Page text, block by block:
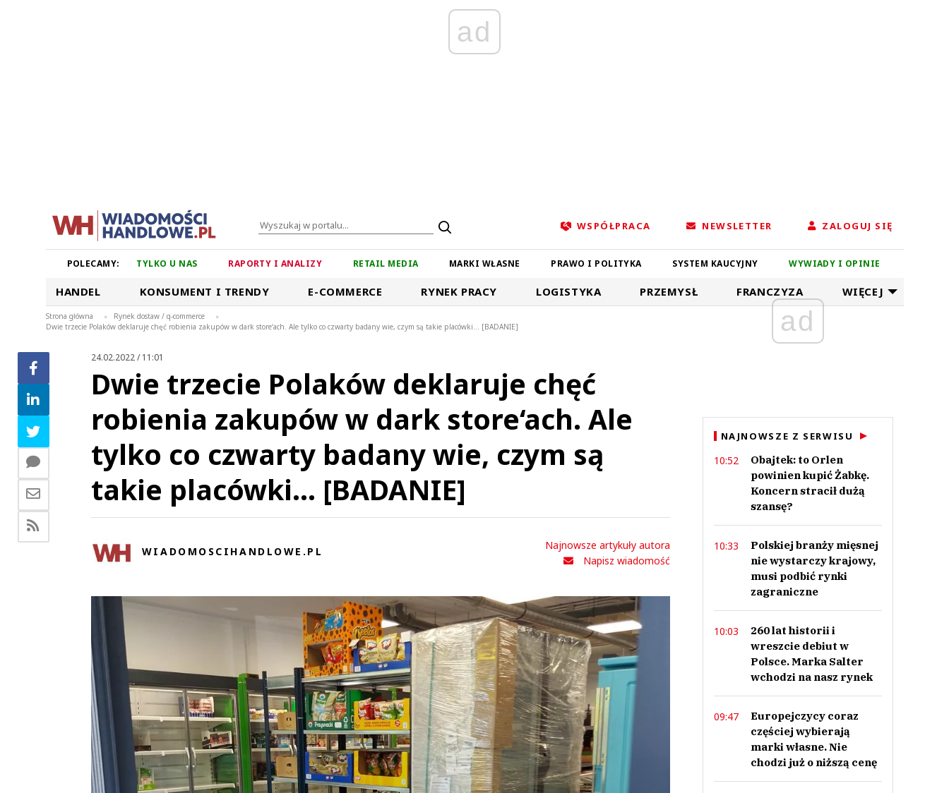
ad
WSPÓŁPRACA NEWSLETTER ZALOGUJ SIĘ
POLECAMY: TYLKO U NAS RAPORTY I ANALIZY RETAIL MEDIA MARKI WŁASNE PRAWO I POLITYKA SYSTEM KAUCYJNY WYWIADY I OPINIE
HANDEL KONSUMENT I TRENDY E-COMMERCE RYNEK PRACY LOGISTYKA PRZEMYSŁ FRANCZYZA WIĘCEJ
Strona główna > Rynek dostaw / q-commerce >
Dwie trzecie Polaków deklaruje chęć robienia zakupów w dark store‘ach. Ale tylko co czwarty badany wie, czym są takie placówki... [BADANIE]
24.02.2022 / 11:01
Dwie trzecie Polaków deklaruje chęć
robienia zakupów w dark store‘ach. Ale
tylko co czwarty badany wie, czym są
takie placówki... [BADANIE]
WIADOMOSCIHANDLOWE.PL
Najnowsze artykuły autora
Napisz wiadomość
ad
NAJNOWSZE Z SERWISU
10:52
Obajtek: to Orlen
powinien kupić Żabkę.
Koncern stracił dużą
szansę?
10:33
Polskiej branży mięsnej
nie wystarczy krajowy,
musi podbić rynki
zagraniczne
10:03
260 lat historii i
wreszcie debiut w
Polsce. Marka Salter
wchodzi na nasz rynek
09:47
Europejczycy coraz
częściej wybierają
marki własne. Nie
chodzi już o niższą cenę